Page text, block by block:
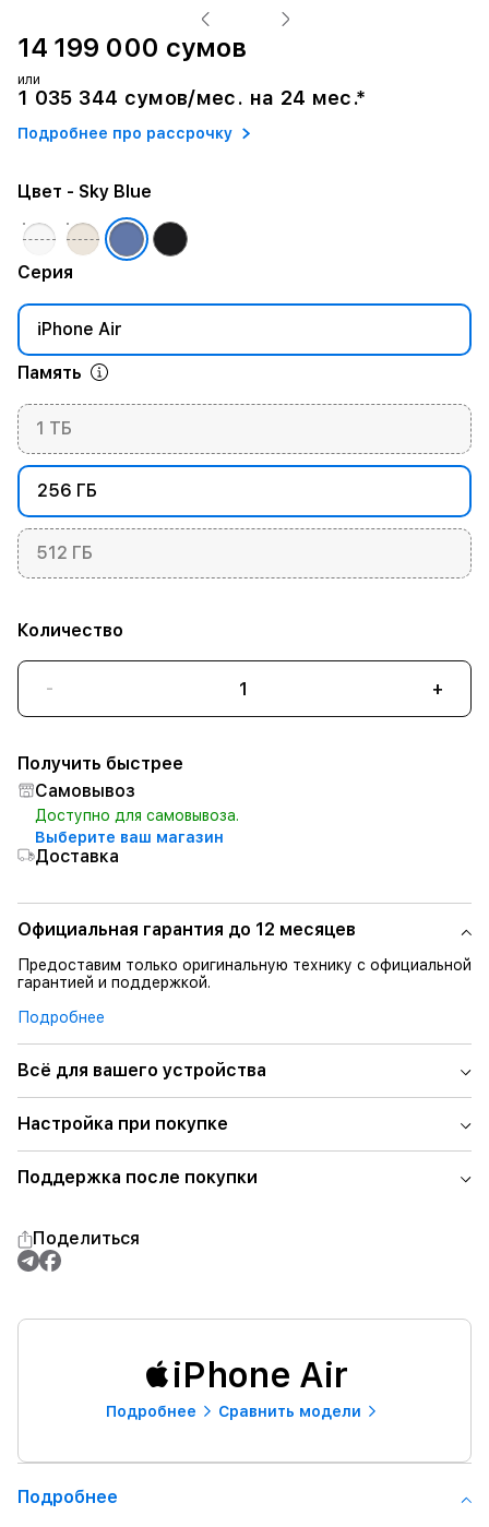
14 199 000 сумов
или
1 035 344 сумов/мес. на 24 мес.*
Подробнее про рассрочку
Серия
iPhone Air
Память
1 ТБ
256 ГБ
512 ГБ
Цвет - Sky Blue
Количество
- +
Получить быстрее
Самовывоз
Доступно для самовывоза.
Выберите ваш магазин
Доставка
Официальная гарантия до 12 месяцев
Предоставим только оригинальную технику с официальной
гарантией и поддержкой.
Подробнее
Всё для вашего устройства
Настройка при покупке
Поддержка после покупки
Поделиться
iPhone Air
Подробнее Сравнить модели
Подробнее